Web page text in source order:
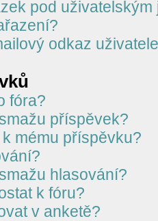
pod uživatelským
odkaz
fóra?
příspěvek?
mému příspěvku?
hlasování?
k fóru?
v anketě?